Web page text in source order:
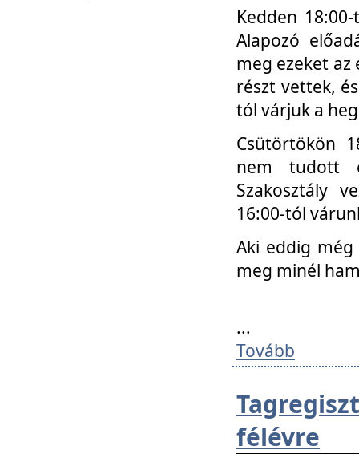
Kedden
Alapozó
meg ezeket
részt vettek,
tól várjuk a
Csütörtökön
nem tudott
Szakosztály
16:00-tól
Aki eddig
meg minél
...
Tovább
félévre